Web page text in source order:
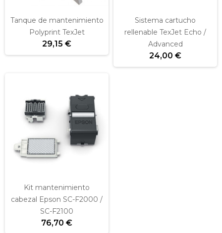
Tanque de mantenimiento
Polyprint TexJet
29,15 €
Sistema cartucho
rellenable TexJet Echo /
Advanced
24,00 €
Kit mantenimiento
cabezal Epson SC-F2000 /
SC-F2100
76,70 €